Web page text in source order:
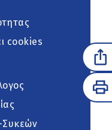
cookies